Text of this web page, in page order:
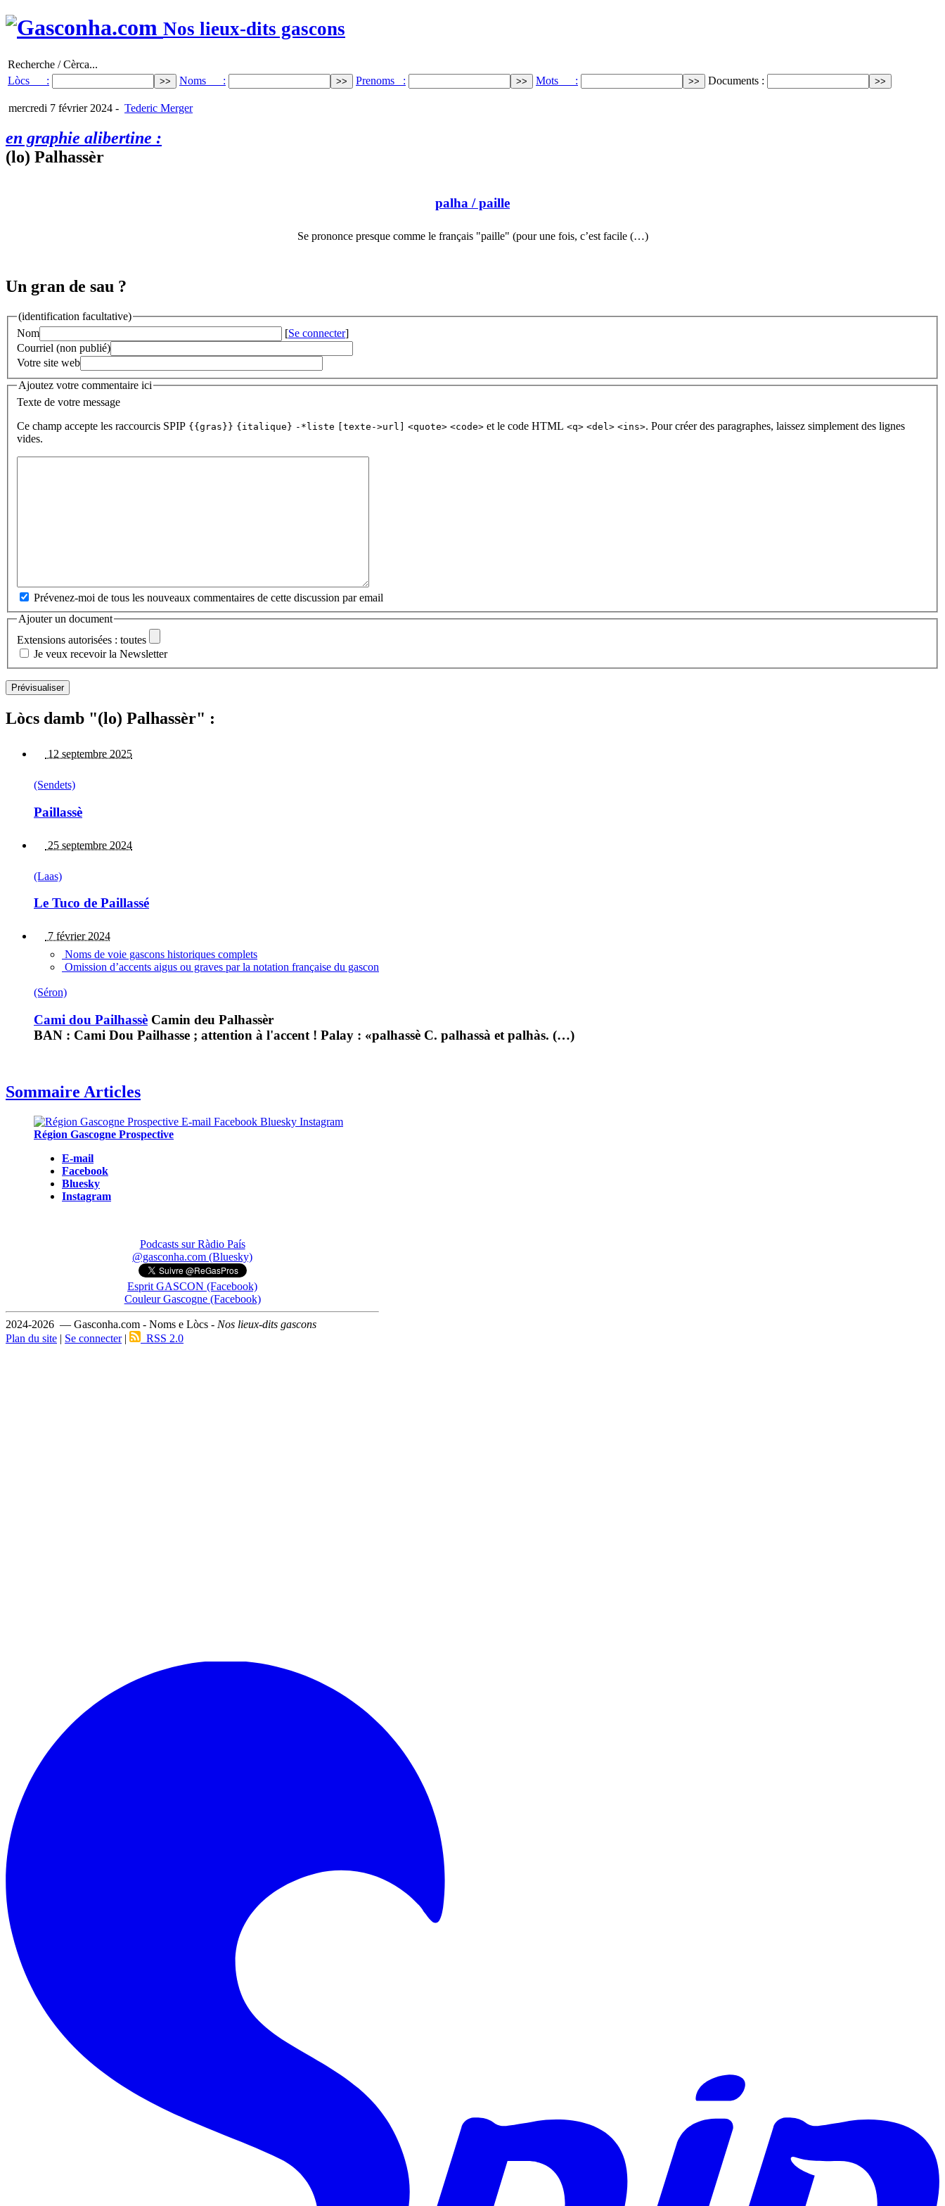
Nos lieux-dits gascons
Recherche / Cèrca...
Lòcs :
Noms : Prenoms : Mots : Documents :
mercredi 7 février 2024 - Tederic Merger
en graphie alibertine :
(lo) Palhassèr
palha / paille
Se prononce presque comme le français "paille" (pour une fois, c’est facile (…)
Un gran de sau ?
(identification facultative)
Nom
[Se connecter]
Courriel (non publié)
Votre site web
Ajoutez votre commentaire ici
Texte de votre message
Ce champ accepte les raccourcis SPIP {{gras}} {italique} -*liste [texte->url] <quote> <code> et le code HTML <q> <del> <ins>. Pour créer des paragraphes, laissez simplement des lignes
vides.
Prévenez-moi de tous les nouveaux commentaires de cette discussion par email
Ajouter un document
Extensions autorisées : toutes
Je veux recevoir la Newsletter
Lòcs damb "(lo) Palhassèr" :
12 septembre 2025
(Sendets)
Paillassè
25 septembre 2024
(Laas)
Le Tuco de Paillassé
7 février 2024
Noms de voie gascons historiques complets
Omission d’accents aigus ou graves par la notation française du gascon
(Séron)
Cami dou Pailhassè Camin deu Palhassèr
BAN : Cami Dou Pailhasse ; attention à l'accent ! Palay : «palhassè C. palhassà et palhàs. (…)
Sommaire Articles
Région Gascogne Prospective
E-mail
Facebook
Bluesky
Instagram
Podcasts sur Ràdio País
@gasconha.com (Bluesky)
Esprit GASCON (Facebook)
Couleur Gascogne (Facebook)
2024-2026 — Gasconha.com - Noms e Lòcs - Nos lieux-dits gascons
Plan du site | Se connecter| RSS 2.0